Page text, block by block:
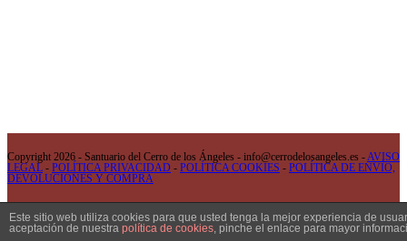
Copyright 2026 - Santuario del Cerro de los Ángeles - info@cerrodelosangeles.es -AVISO
LEGAL - POLÍTICA PRIVACIDAD - POLÍTICA COOKIES - POLÍTICA DE ENVÍO,
DEVOLUCIONES Y COMPRA
Este sitio web utiliza cookies para que usted tenga la mejor experiencia de
aceptación de nuestra política de cookies, pinche el enlace para mayor